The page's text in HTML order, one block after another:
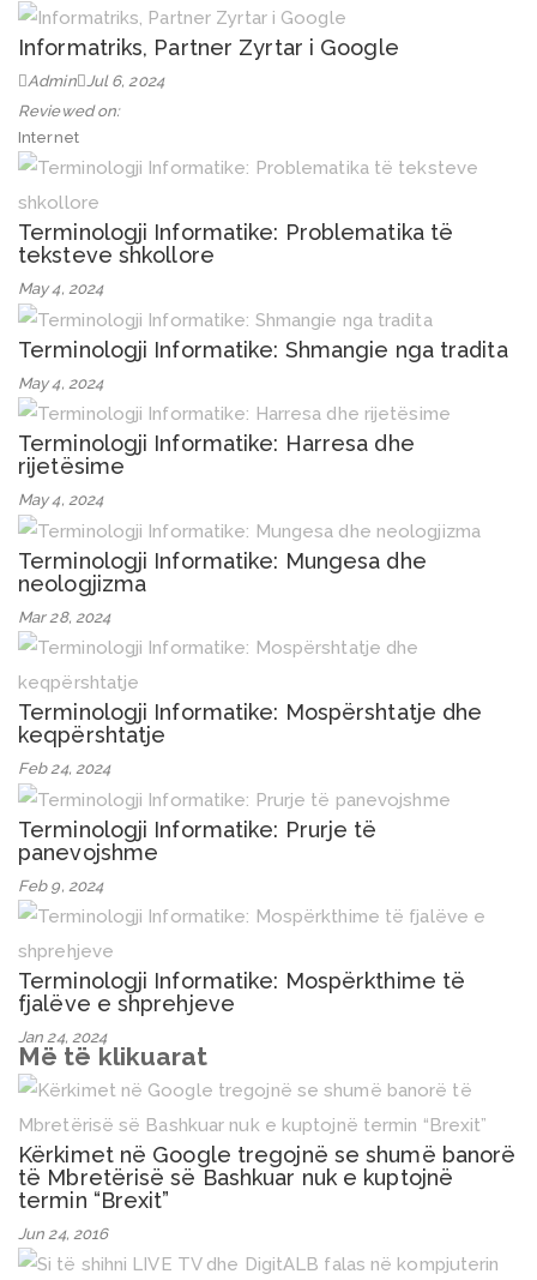
Informatriks, Partner Zyrtar i Google
Admin Jul 6, 2024
Reviewed on:
Internet
Terminologji Informatike: Problematika të
teksteve shkollore
May 4, 2024
Terminologji Informatike: Shmangie nga tradita
May 4, 2024
Terminologji Informatike: Harresa dhe
rijetësime
May 4, 2024
Terminologji Informatike: Mungesa dhe
neologjizma
Mar 28, 2024
Terminologji Informatike: Mospërshtatje dhe
keqpërshtatje
Feb 24, 2024
Terminologji Informatike: Prurje të
panevojshme
Feb 9, 2024
Terminologji Informatike: Mospërkthime të
fjalëve e shprehjeve
Jan 24, 2024
Më të klikuarat
Kërkimet në Google tregojnë se shumë banorë
të Mbretërisë së Bashkuar nuk e kuptojnë
termin “Brexit”
Jun 24, 2016